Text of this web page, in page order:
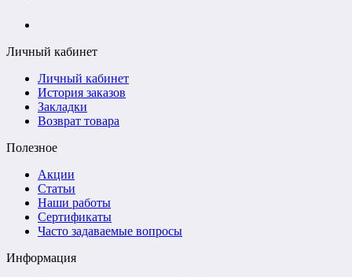
Личный кабинет
Личный кабинет
История заказов
Закладки
Возврат товара
Полезное
Акции
Статьи
Наши работы
Сертификаты
Часто задаваемые вопросы
Информация